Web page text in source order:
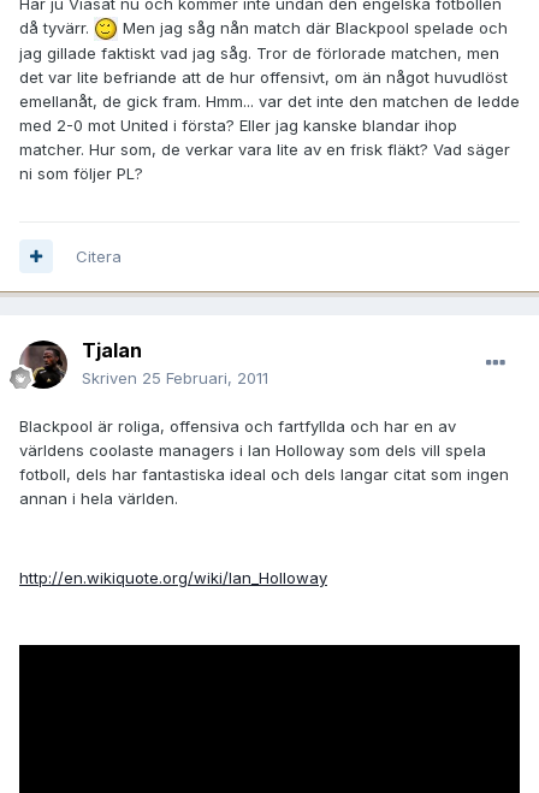
då tyvärr.
Men jag såg nån match där Blackpool spelade och
jag gillade faktiskt vad jag såg. Tror de förlorade matchen, men
det var lite befriande att de hur offensivt, om än något huvudlöst
emellanåt, de gick fram. Hmm... var det inte den matchen de ledde
med 2-0 mot United i första? Eller jag kanske blandar ihop
matcher. Hur som, de verkar vara lite av en frisk fläkt? Vad säger
ni som följer PL?
Citera
Tjalan
Skriven 25 Februari, 2011
Blackpool är roliga, offensiva och fartfyllda och har en av
världens coolaste managers i Ian Holloway som dels vill spela
fotboll, dels har fantastiska ideal och dels langar citat som ingen
annan i hela världen.
http://en.wikiquote.org/wiki/Ian_Holloway